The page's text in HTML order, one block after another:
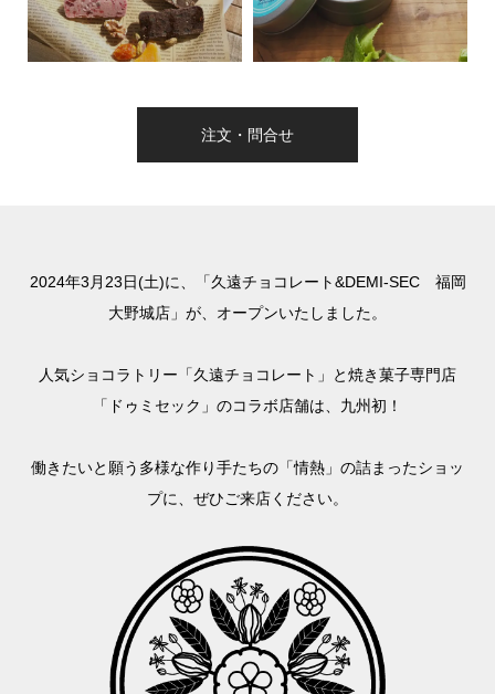
注文・問合せ
2024年3月23日(土)に、「久遠チョコレート&DEMI-SEC 福岡
大野城店」が、オープンいたしました。
人気ショコラトリー「久遠チョコレート」と焼き菓子専門店
「ドゥミセック」のコラボ店舗は、九州初！
働きたいと願う多様な作り手たちの「情熱」の詰まったショッ
プに、ぜひご来店ください。